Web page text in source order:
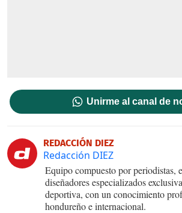
Unirme al canal de
REDACCIÓN DIEZ
Redacción DIEZ
Equipo compuesto por periodistas,
diseñadores especializados
deportiva, con un conocimiento
hondureño e internacional.